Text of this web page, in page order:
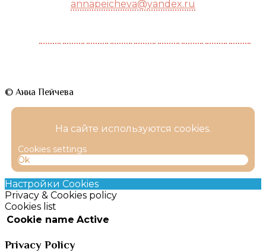
annapeicheva@yandex.ru
© Анна Пейчева
На сайте используются cookies.
Cookies settings
Ok
Настройки Cookies
Privacy & Cookies policy
Cookies list
Cookie name Active
Privacy Policy